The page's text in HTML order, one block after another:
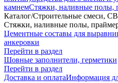
камнемСтяжки, наливные полы,
Каталог/Строительные смеси,
Стяжки, наливные полы,
Цементные составы для
анкеровки
Перейти в раздел
Шовные заполнители, герметики
Перейти в раздел
Доставка и оплатаИнформация